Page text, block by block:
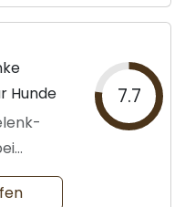
Hunde
7.7